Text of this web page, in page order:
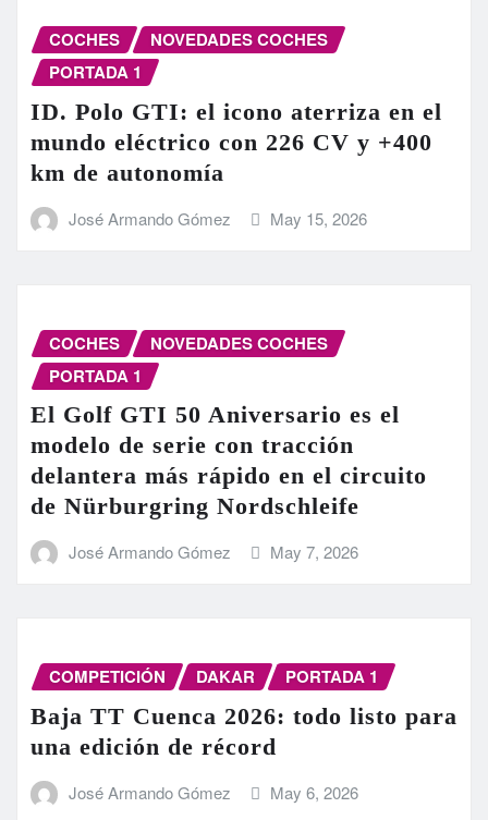
COCHES
NOVEDADES COCHES
PORTADA 1
ID. Polo GTI: el icono aterriza en el
mundo eléctrico con 226 CV y +400
km de autonomía
José Armando Gómez May 15, 2026
COCHES
NOVEDADES COCHES
PORTADA 1
El Golf GTI 50 Aniversario es el
modelo de serie con tracción
delantera más rápido en el circuito
de Nürburgring Nordschleife
José Armando Gómez May 7, 2026
COMPETICIÓN DAKAR PORTADA 1
Baja TT Cuenca 2026: todo listo para
una edición de récord
José Armando Gómez May 6, 2026